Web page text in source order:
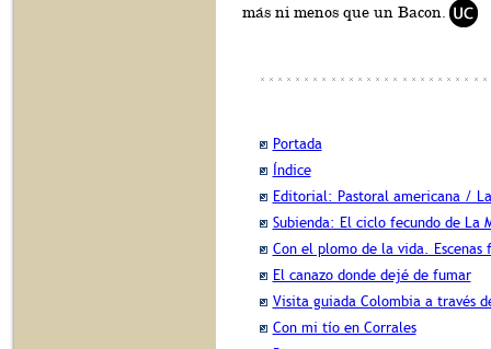
más ni menos que un Bacon.
Portada
Índice
Editorial: Pastoral americana /
Subienda: El ciclo fecundo de La
Con el plomo de la vida. Escenas
El canazo donde dejé de fumar
Visita guiada Colombia a través
Con mi tío en Corrales